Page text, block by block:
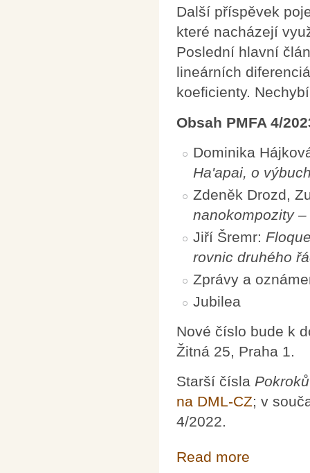
Další příspěvek
které nacházejí
Poslední hlavní
lineárních
koeficienty.
Obsah PMFA 4/
Dominika
Ha'apai, o
Zdeněk Drozd,
nanokompozity
Jiří Šremr:
rovnic druhého
Zprávy a
Jubilea
Nové číslo bude k
Žitná 25, Praha 1.
Starší čísla
na DML-CZ; v
4/2022.
Read more